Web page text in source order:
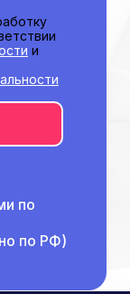
и
по
по РФ)